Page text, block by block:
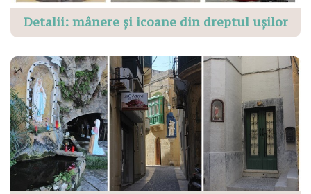
Detalii: mânere și icoane din dreptul ușilor